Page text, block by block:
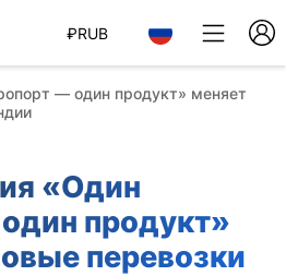
₽RUB
— один продукт» меняет
«Один
продукт»
перевозки